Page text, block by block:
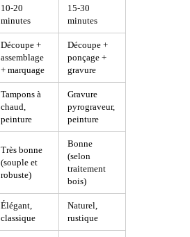
10-20
minutes
15-30
minutes
Découpe +
assemblage
+ marquage
Découpe +
ponçage +
gravure
Tampons à
chaud,
peinture
Gravure
pyrograveur,
peinture
Très bonne
(souple et
robuste)
Bonne
(selon
traitement
bois)
Élégant,
classique
Naturel,
rustique